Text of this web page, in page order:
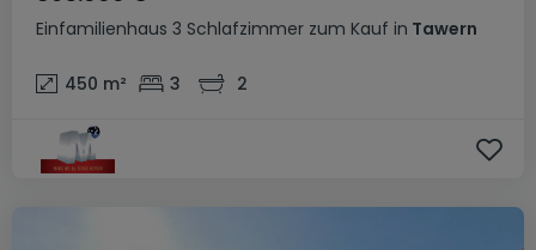
Einfamilienhaus 3 Schlafzimmer zum Kauf in Tawern
450 m² 3 2